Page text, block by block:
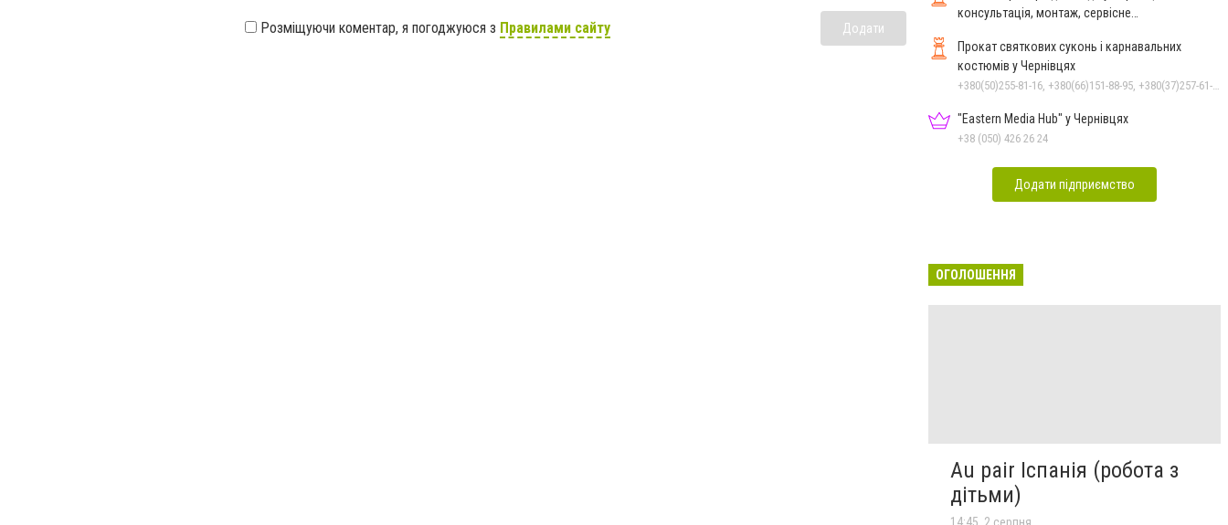
Розміщуючи коментар, я погоджуюся з Правилами сайту Додати
консультація, монтаж, сервісне
Прокат святкових суконь і карнавальних
костюмів у Чернівцях
"Eastern Media Hub" у Чернівцях
+38 (050) 426 26 24
Додати підприємство
ОГОЛОШЕННЯ
Au pair Іспанія (робота з
дітьми)